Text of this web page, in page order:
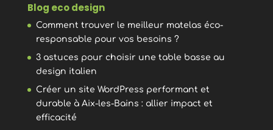
Blog eco design
Comment trouver le meilleur matelas éco-
responsable pour vos besoins ?
3 astuces pour choisir une table basse au
design italien
Créer un site WordPress performant et
durable à Aix-les-Bains : allier impact et
efficacité